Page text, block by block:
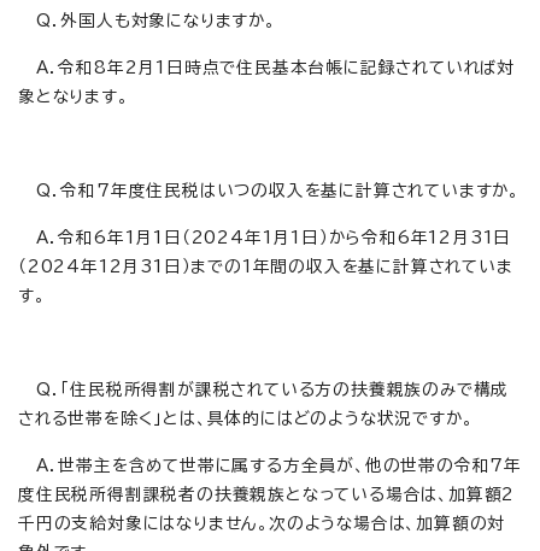
Q．外国人も対象になりますか。
A．令和8年2月1日時点で住民基本台帳に記録されていれば対
象となります。
Q．令和7年度住民税はいつの収入を基に計算されていますか。
A．令和6年1月1日（2024年1月1日）から令和6年12月31日
（2024年12月31日）までの1年間の収入を基に計算されていま
す。
Q．「住民税所得割が課税されている方の扶養親族のみで構成
される世帯を除く」とは、具体的にはどのような状況ですか。
A．世帯主を含めて世帯に属する方全員が、他の世帯の令和7年
度住民税所得割課税者の扶養親族となっている場合は、加算額2
千円の支給対象にはなりません。次のような場合は、加算額の対